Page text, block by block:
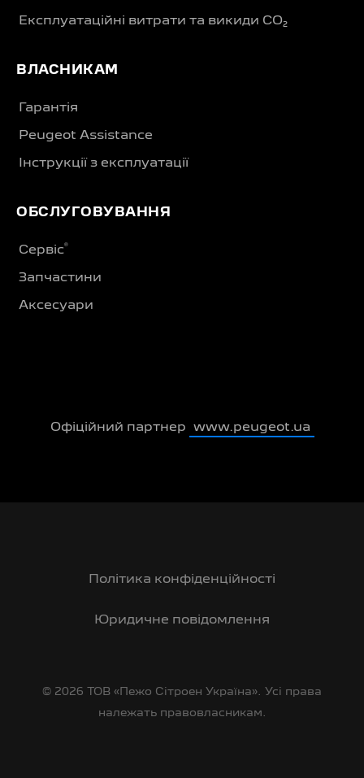
Експлуатаційні витрати та викиди CO₂
ВЛАСНИКАМ
Гарантія
Peugeot Assistance
Інструкції з експлуатації
ОБСЛУГОВУВАННЯ
Сервіс®
Запчастини
Аксесуари
Офіційний партнер www.peugeot.ua
Політика конфіденційності
Юридичне повідомлення
© 2026 ТОВ «Пежо Сітроен Україна». Усі права
належать правовласникам.